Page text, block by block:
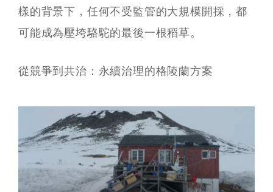
樣的背景下，任何不受監管的大規模開採，都
可能成為壓垮駱駝的最後一根稻草。
從競爭到共治：永續治理的格陵蘭方案